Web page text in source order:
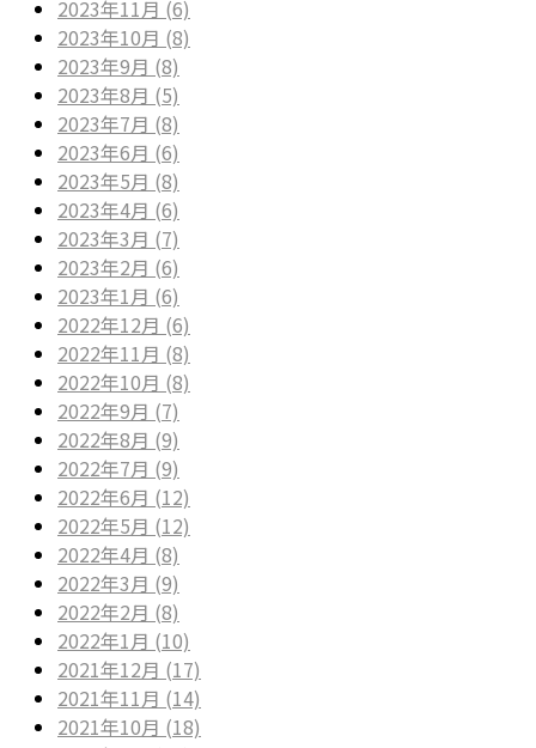
2023年11月 (6)
2023年10月 (8)
2023年9月 (8)
2023年8月 (5)
2023年7月 (8)
2023年6月 (6)
2023年5月 (8)
2023年4月 (6)
2023年3月 (7)
2023年2月 (6)
2023年1月 (6)
2022年12月 (6)
2022年11月 (8)
2022年10月 (8)
2022年9月 (7)
2022年8月 (9)
2022年7月 (9)
2022年6月 (12)
2022年5月 (12)
2022年4月 (8)
2022年3月 (9)
2022年2月 (8)
2022年1月 (10)
2021年12月 (17)
2021年11月 (14)
2021年10月 (18)